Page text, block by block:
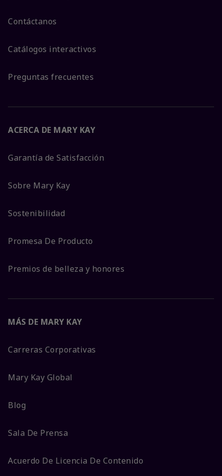
Contáctanos
Catálogos interactivos
Preguntas frecuentes
ACERCA DE MARY KAY
Garantía de Satisfacción
Sobre Mary Kay
Sostenibilidad
Promesa De Producto
Premios de belleza y honores
MÁS DE MARY KAY
Carreras Corporativas
Mary Kay Global
Blog
Sala De Prensa
Acuerdo De Licencia De Contenido